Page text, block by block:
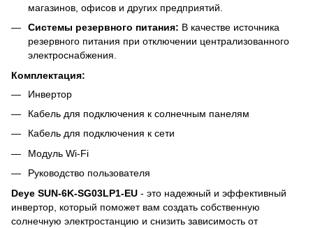
магазинов, офисов и других предприятий.
Системы резервного питания: В качестве источника
резервного питания при отключении централизованного
электроснабжения.
Комплектация:
Инвертор
Кабель для подключения к солнечным панелям
Кабель для подключения к сети
Модуль Wi-Fi
Руководство пользователя
Deye SUN-6K-SG03LP1-EU - это надежный и эффективный
инвертор, который поможет вам создать собственную
солнечную электростанцию и снизить зависимость от